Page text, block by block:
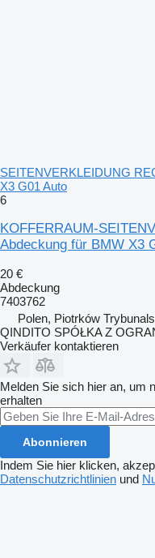
SEITENVERKLEIDUNG
X3 G01 Auto
6
KOFFERRAUM-
Abdeckung für BMW X3
20 €
Abdeckung
7403762
Polen, Piotrków
QINDITO SPÓŁKA Z
Verkäufer kontaktieren
Melden Sie sich hier an, um
erhalten
Abonnieren
Indem Sie hier klicken,
Datenschutzrichtlinien und